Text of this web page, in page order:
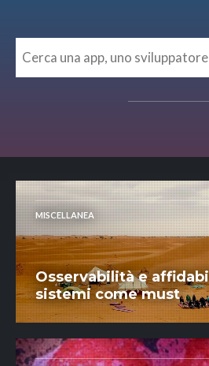
MISCELLANEA
Osservabilità e
sistemi come must